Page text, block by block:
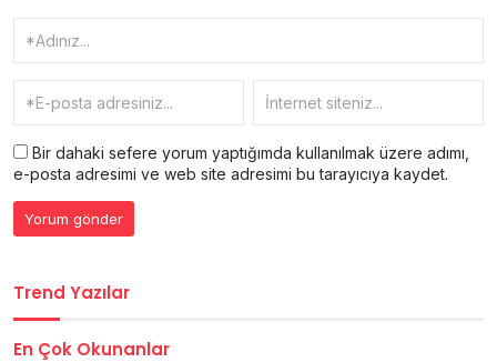
Bir dahaki sefere yorum yaptığımda kullanılmak üzere adımı,
e-posta adresimi ve web site adresimi bu tarayıcıya kaydet.
Trend Yazılar
En Çok Okunanlar